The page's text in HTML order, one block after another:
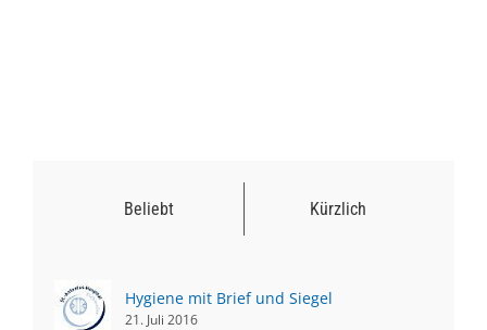
Beliebt Kürzlich
Hygiene mit Brief und Siegel
21. Juli 2016